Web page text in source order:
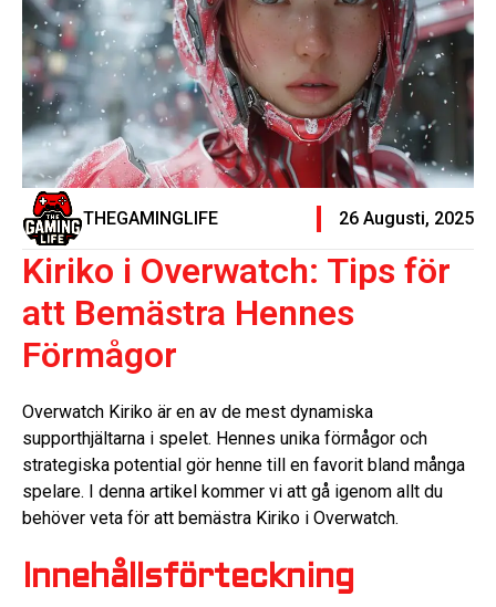
THEGAMINGLIFE 26 Augusti, 2025
Kiriko i Overwatch: Tips för
att Bemästra Hennes
Förmågor
Overwatch Kiriko är en av de mest dynamiska
supporthjältarna i spelet. Hennes unika förmågor och
strategiska potential gör henne till en favorit bland många
spelare. I denna artikel kommer vi att gå igenom allt du
behöver veta för att bemästra Kiriko i Overwatch.
Innehållsförteckning